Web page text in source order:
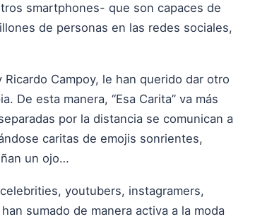
smartphones- que son capaces de
de personas en las redes sociales,
Campoy, le han querido dar otro
De esta manera, “Esa Carita” va más
por la distancia se comunican a
caritas de emojis sonrientes,
un ojo…
youtubers, instagramers,
sumado de manera activa a la moda